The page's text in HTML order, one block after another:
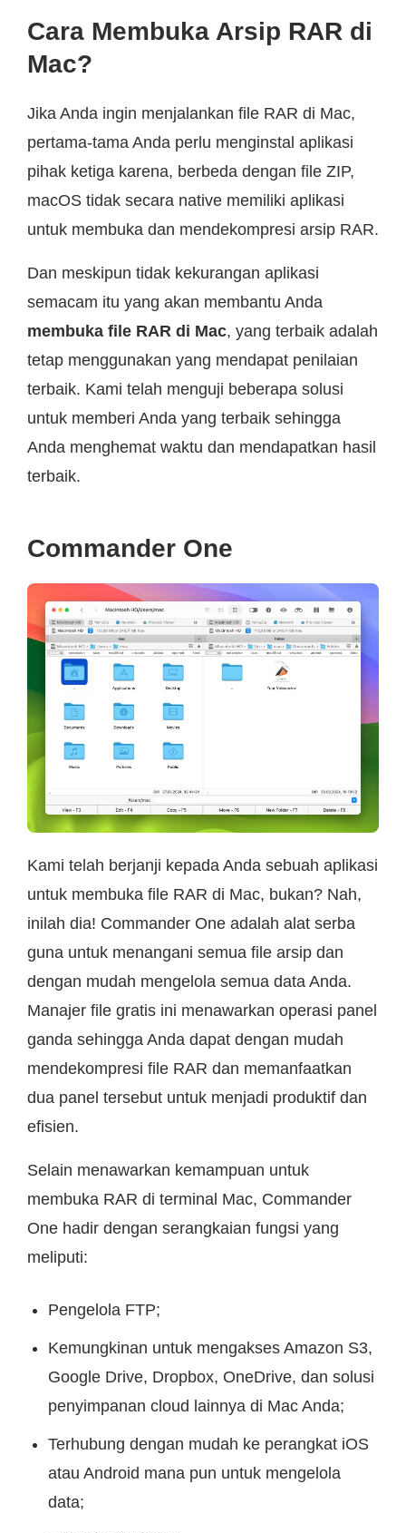
Cara Membuka Arsip RAR di
Mac?
Jika Anda ingin menjalankan file RAR di Mac,
pertama-tama Anda perlu menginstal aplikasi
pihak ketiga karena, berbeda dengan file ZIP,
macOS tidak secara native memiliki aplikasi
untuk membuka dan mendekompresi arsip RAR.
Dan meskipun tidak kekurangan aplikasi
semacam itu yang akan membantu Anda
membuka file RAR di Mac, yang terbaik adalah
tetap menggunakan yang mendapat penilaian
terbaik. Kami telah menguji beberapa solusi
untuk memberi Anda yang terbaik sehingga
Anda menghemat waktu dan mendapatkan hasil
terbaik.
Commander One
Kami telah berjanji kepada Anda sebuah aplikasi
untuk membuka file RAR di Mac, bukan? Nah,
inilah dia! Commander One adalah alat serba
guna untuk menangani semua file arsip dan
dengan mudah mengelola semua data Anda.
Manajer file gratis ini menawarkan operasi panel
ganda sehingga Anda dapat dengan mudah
mendekompresi file RAR dan memanfaatkan
dua panel tersebut untuk menjadi produktif dan
efisien.
Selain menawarkan kemampuan untuk
membuka RAR di terminal Mac, Commander
One hadir dengan serangkaian fungsi yang
meliputi:
Pengelola FTP;
Kemungkinan untuk mengakses Amazon S3,
Google Drive, Dropbox, OneDrive, dan solusi
penyimpanan cloud lainnya di Mac Anda;
Terhubung dengan mudah ke perangkat iOS
atau Android mana pun untuk mengelola
data;